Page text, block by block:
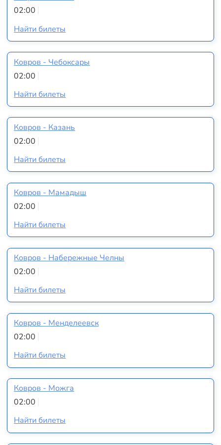
02:00
Найти билеты
Ковров - Чебоксары
02:00
Найти билеты
Ковров - Казань
02:00
Найти билеты
Ковров - Мамадыш
02:00
Найти билеты
Ковров - Набережные Челны
02:00
Найти билеты
Ковров - Менделеевск
02:00
Найти билеты
Ковров - Можга
02:00
Найти билеты